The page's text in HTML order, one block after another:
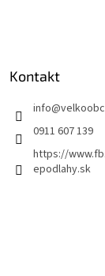
Kontakt
info@
0911 607 139
https://
epodlahy.sk